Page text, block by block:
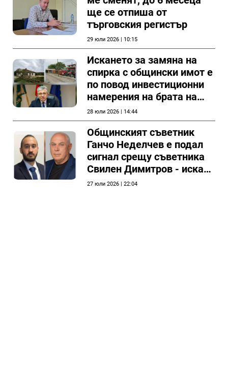
ще се отпиша от
търговския регистър
29 юли 2026 | 10:15
Искането за замяна на
спирка с общински имот е
по повод инвестиционни
намерения на брата на
председателя на
Общински съвет Силистра
28 юли 2026 | 14:44
Общинският съветник
Ганчо Неделчев е подал
сигнал срещу съветника
Свилен Димитров - иска
етичната комисия на
27 юли 2026 | 22:04